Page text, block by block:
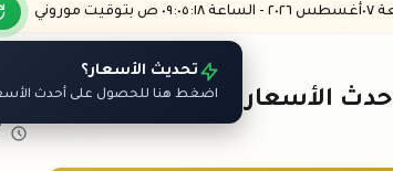
٠٧ أغسطس ٢٠٢٦ - الساعة ٠٩:٠٥:١٨ ص بتوقيت موروني
تحديث الأسعار؟
اضغط هنا للحصول على أحدث